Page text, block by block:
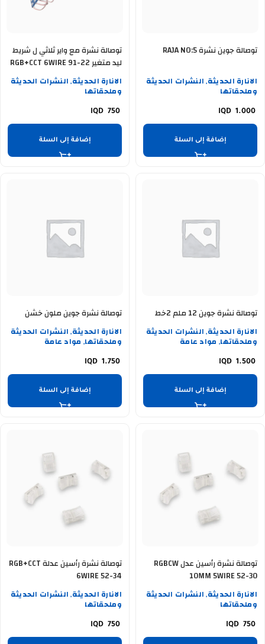
توصالة جوين نشرة RAJA NO:5
الانارة الحديثة, النشرات الحديثة
وملحقاتها
1.000
إضافة إلى السلة
توصالة نشرة مع واير ثلاثي ل شريط
ليد متغير RGB+CCT 6WIRE 91-22
الانارة الحديثة, النشرات الحديثة
وملحقاتها
750
إضافة إلى السلة
توصالة نشرة جوين 12 ملم 2خط
الانارة الحديثة, النشرات الحديثة
وملحقاتها, مواد عامة
1.500
إضافة إلى السلة
توصالة نشرة جوين ملون خشن
الانارة الحديثة, النشرات الحديثة
وملحقاتها, مواد عامة
1.750
إضافة إلى السلة
توصالة نشرة رأسين عدل RGBCW
10MM 5WIRE 52-30
الانارة الحديثة, النشرات الحديثة
وملحقاتها
750
توصالة نشرة رأسين عدلة RGB+CCT
6WIRE 52-34
الانارة الحديثة, النشرات الحديثة
وملحقاتها
750